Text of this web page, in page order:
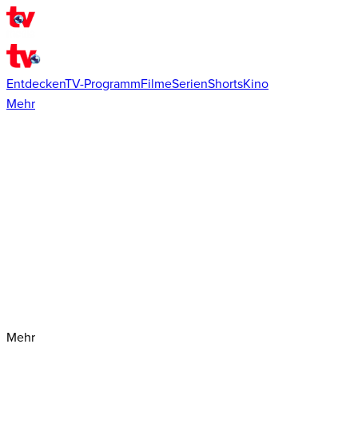
EntdeckenTV-ProgrammFilmeSerienShortsKino
Mehr
Mehr